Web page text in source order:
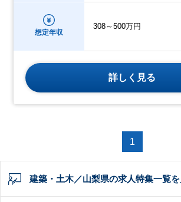
想定年収
308～500万円
詳しく見る
1
建築・土木／山梨県の求人特集一覧